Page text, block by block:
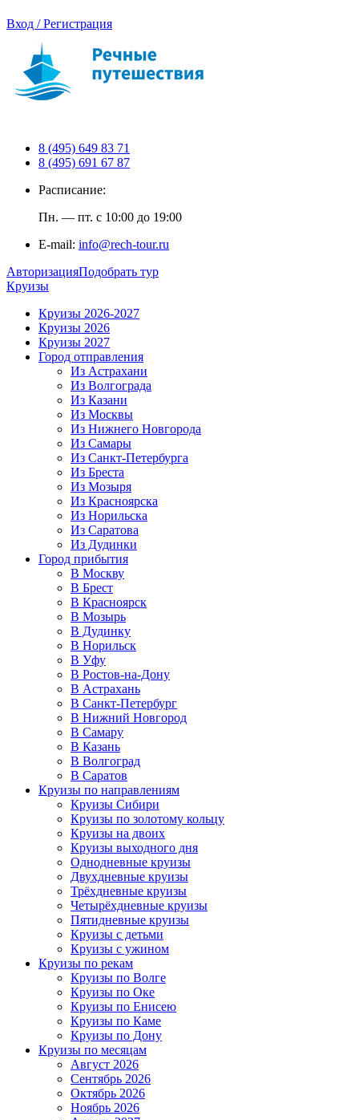
Вход / Регистрация
8 (495) 649 83 71
8 (495) 691 67 87
Расписание:
Пн. — пт. с 10:00 до 19:00
E-mail: info@rech-tour.ru
АвторизацияПодобрать тур
Круизы
Круизы 2026-2027
Круизы 2026
Круизы 2027
Город отправления
Из Астрахани
Из Волгограда
Из Казани
Из Москвы
Из Нижнего Новгорода
Из Самары
Из Санкт-Петербурга
Из Бреста
Из Мозыря
Из Красноярска
Из Норильска
Из Саратова
Из Дудинки
Город прибытия
В Москву
В Брест
В Красноярск
В Мозырь
В Дудинку
В Норильск
В Уфу
В Ростов-на-Дону
В Астрахань
В Санкт-Петербург
В Нижний Новгород
В Самару
В Казань
В Волгоград
В Саратов
Круизы по направлениям
Круизы Сибири
Круизы по золотому кольцу
Круизы на двоих
Круизы выходного дня
Однодневные круизы
Двухдневные круизы
Трёхдневные круизы
Четырёхдневные круизы
Пятидневные круизы
Круизы с детьми
Круизы с ужином
Круизы по рекам
Круизы по Волге
Круизы по Оке
Круизы по Енисею
Круизы по Каме
Круизы по Дону
Круизы по месяцам
Август 2026
Сентябрь 2026
Октябрь 2026
Ноябрь 2026